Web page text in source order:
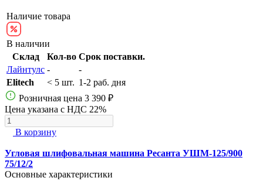
Наличие товара
В наличии
Склад
Кол-во Срок поставки.
Лайнтулс -
-
Elitech
< 5 шт. 1-2 раб. дня
Розничная цена 3 390 ₽
Цена указана с НДС 22%
В корзину
Угловая шлифовальная машина Ресанта УШМ-125/900
75/12/2
Основные характеристики